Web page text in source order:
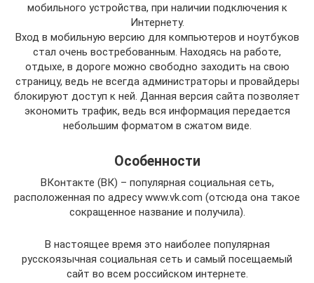
мобильного устройства, при наличии подключения к
Интернету.
Вход в мобильную версию для компьютеров и ноутбуков
стал очень востребованным. Находясь на работе,
отдыхе, в дороге можно свободно заходить на свою
страницу, ведь не всегда администраторы и провайдеры
блокируют доступ к ней. Данная версия сайта позволяет
экономить трафик, ведь вся информация передается
небольшим форматом в сжатом виде.
Особенности
ВКонтакте (ВК) – популярная социальная сеть,
расположенная по адресу www.vk.com (отсюда она такое
сокращенное название и получила).
В настоящее время это наиболее популярная
русскоязычная социальная сеть и самый посещаемый
сайт во всем российском интернете.